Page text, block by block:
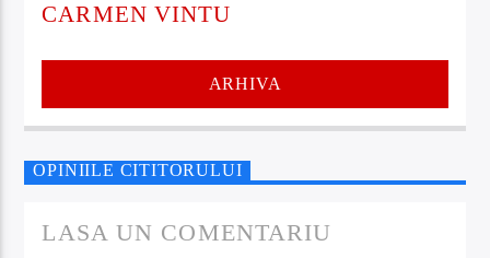
CARMEN VINTU
ARHIVA
OPINIILE CITITORULUI
LASA UN COMENTARIU